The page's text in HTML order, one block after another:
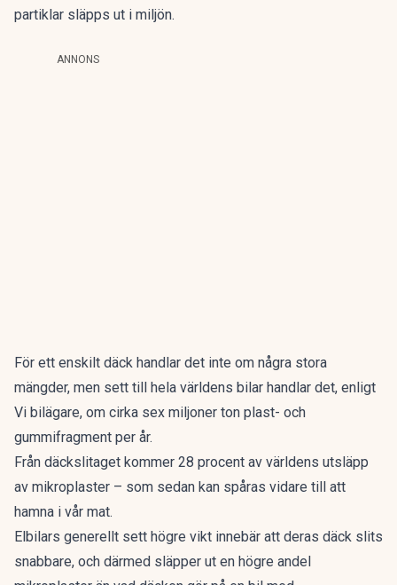
partiklar släpps ut i miljön.
ANNONS
För ett enskilt däck handlar det inte om några stora
mängder, men sett till hela världens bilar handlar det, enligt
Vi bilägare, om cirka sex miljoner ton plast- och
gummifragment per år.
Från däckslitaget kommer 28 procent av världens utsläpp
av mikroplaster – som sedan kan spåras vidare till att
hamna i vår mat.
Elbilars generellt sett högre vikt innebär att deras däck slits
snabbare, och därmed släpper ut en högre andel